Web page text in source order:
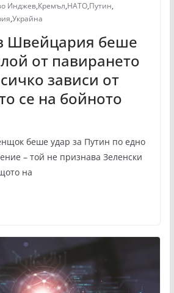
Инджев,Кремъл,НАТО,Путин,
,Украйна
Швейцария беше
от павирането
зависи от
се на бойното
беше удар за Путин по едно
– той не признава Зеленски
на